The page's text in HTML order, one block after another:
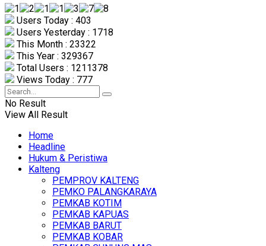
Users Today : 403
Users Yesterday : 1718
This Month : 23322
This Year : 329367
Total Users : 1211378
Views Today : 777
No Result
View All Result
Home
Headline
Hukum & Peristiwa
Kalteng
PEMPROV KALTENG
PEMKO PALANGKARAYA
PEMKAB KOTIM
PEMKAB KAPUAS
PEMKAB BARUT
PEMKAB KOBAR